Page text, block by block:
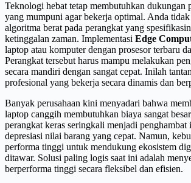
Teknologi hebat tetap membutuhkan dukungan
yang mumpuni agar bekerja optimal. Anda
algoritma berat pada perangkat yang
ketinggalan zaman. Implementasi Edge
laptop atau komputer dengan prosesor terbaru
Perangkat tersebut harus mampu melakukan
secara mandiri dengan sangat cepat. Inilah
profesional yang bekerja secara dinamis dan
Banyak perusahaan kini menyadari bahwa
laptop canggih membutuhkan biaya sangat
perangkat keras seringkali menjadi penghambat
depresiasi nilai barang yang cepat. Namun,
performa tinggi untuk mendukung ekosistem
ditawar. Solusi paling logis saat ini adalah
berperforma tinggi secara fleksibel dan efisien.